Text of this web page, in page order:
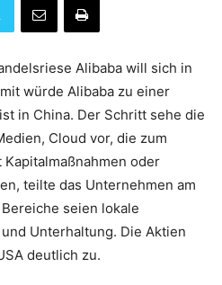
Alibaba will sich in
würde Alibaba zu einer
in China. Der Schritt sehe die
Cloud vor, die zum
oder
teilte das Unternehmen am
seien lokale
Unterhaltung. Die Aktien
deutlich zu.